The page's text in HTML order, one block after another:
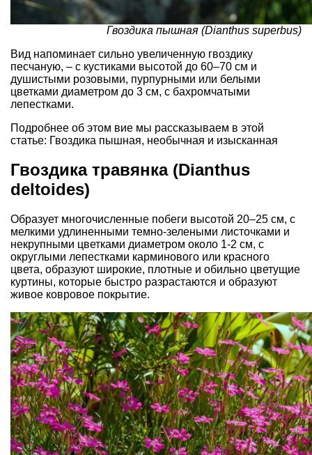
Гвоздика пышная (Dianthus superbus)
Вид напоминает сильно увеличенную гвоздику
песчаную, – с кустиками высотой до 60–70 см и
душистыми розовыми, пурпурными или белыми
цветками диаметром до 3 см, с бахромчатыми
лепестками.
Подробнее об этом вие мы рассказываем в этой
статье: Гвоздика пышная, необычная и изысканная
Гвоздика травянка (Dianthus
deltoides)
Образует многочисленные побеги высотой 20–25 см, с
мелкими удлиненными темно-зелеными листочками и
некрупными цветками диаметром около 1-2 см, с
округлыми лепестками карминового или красного
цвета, образуют широкие, плотные и обильно цветущие
куртины, которые быстро разрастаются и образуют
живое ковровое покрытие.